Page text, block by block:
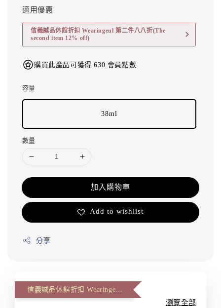
適用優惠
信義誠品休館折扣 Wearingeul 第二件八八折(The
second item 12% off)
購買此產品可獲得 630 會員點數
容量
38ml
數量
加入購物車
Add to wishlist
分享
瀏覽全部